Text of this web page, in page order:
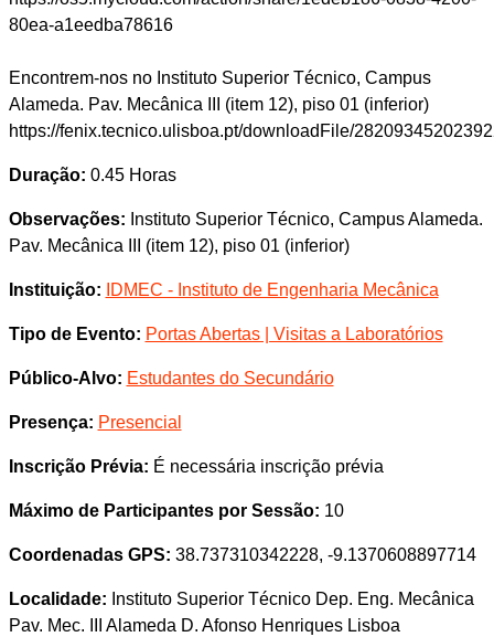
80ea-a1eedba78616
Encontrem-nos no Instituto Superior Técnico, Campus
Alameda. Pav. Mecânica III (item 12), piso 01 (inferior)
https://fenix.tecnico.ulisboa.pt/downloadFile/
Duração: 0.45 Horas
Observações: Instituto Superior Técnico, Campus Alameda.
Pav. Mecânica III (item 12), piso 01 (inferior)
Instituição: IDMEC - Instituto de Engenharia Mecânica
Tipo de Evento: Portas Abertas | Visitas a Laboratórios
Público-Alvo: Estudantes do Secundário
Presença: Presencial
Inscrição Prévia: É necessária inscrição prévia
Máximo de Participantes por Sessão: 10
Coordenadas GPS: 38.737310342228, -9.1370608897714
Localidade: Instituto Superior Técnico Dep. Eng. Mecânica
Pav. Mec. III Alameda D. Afonso Henriques Lisboa